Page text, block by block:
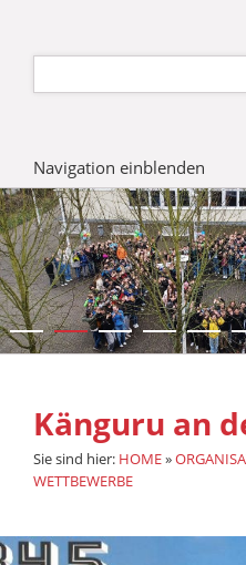
Navigation einblenden
Känguru an
Sie sind hier: HOME»
WETTBEWERBE